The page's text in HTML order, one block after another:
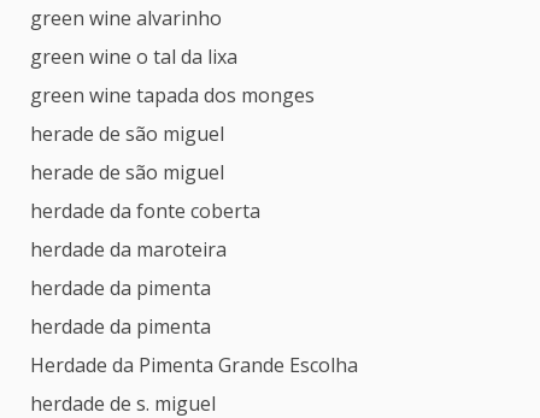
green wine alvarinho
green wine o tal da lixa
green wine tapada dos monges
herade de são miguel
herade de são miguel
herdade da fonte coberta
herdade da maroteira
herdade da pimenta
herdade da pimenta
Herdade da Pimenta Grande Escolha
herdade de s. miguel